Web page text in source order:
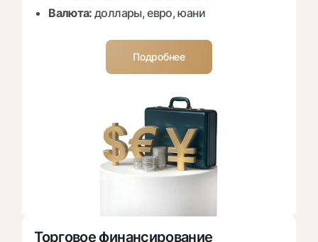
Валюта:доллары, евро, юани
Подробнее
Торговое финансирование